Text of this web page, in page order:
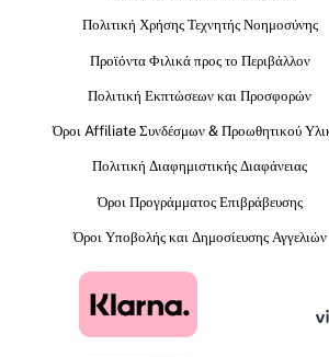
Πολιτική Χρήσης Τεχνητής Νοημοσύνης
Προϊόντα Φιλικά προς το Περιβάλλον
Πολιτική Εκπτώσεων και Προσφορών
Όροι Affiliate Συνδέσμων & Προωθητικού
Πολιτική Διαφημιστικής Διαφάνειας
Όροι Προγράμματος Επιβράβευσης
Όροι Υποβολής και Δημοσίευσης Αγγελιών